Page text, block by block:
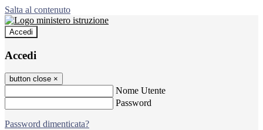
Salta al contenuto
Accedi
Accedi
button close ×
Nome Utente
Password
Password dimenticata?